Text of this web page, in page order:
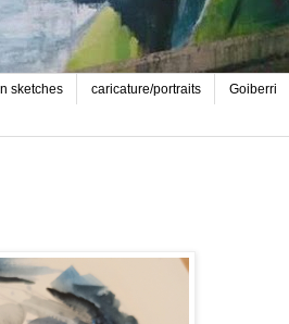
sketches caricature/portraits Goiberri